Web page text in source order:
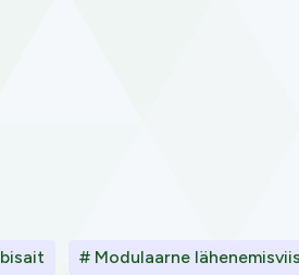
# Modulaarne lähenemisviis